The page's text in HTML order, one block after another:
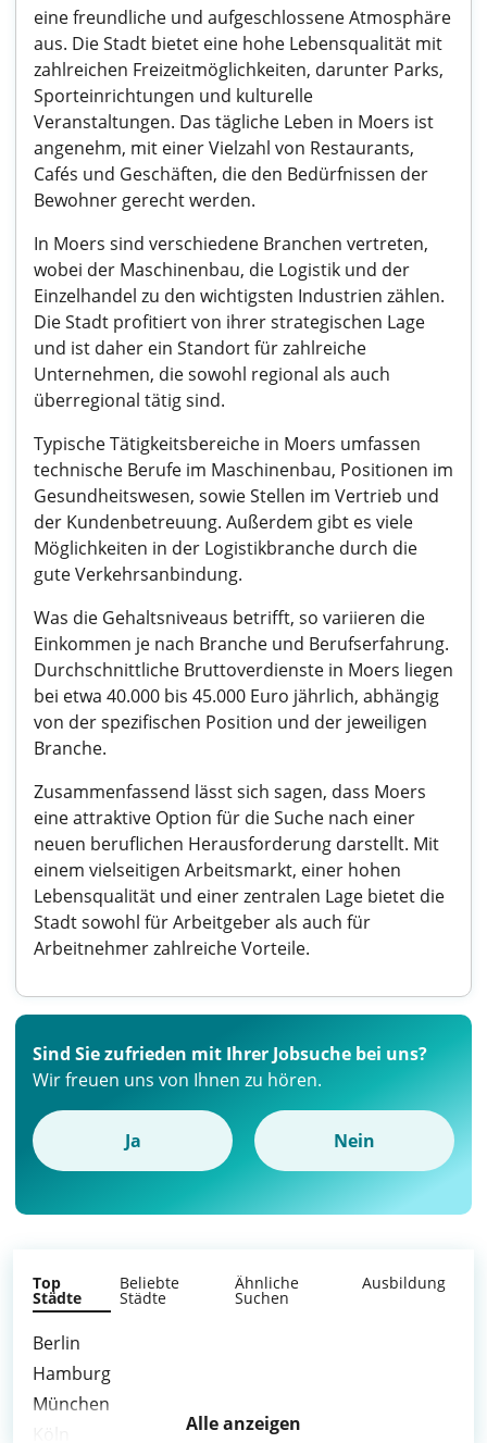
eine freundliche und aufgeschlossene Atmosphäre
aus. Die Stadt bietet eine hohe Lebensqualität mit
zahlreichen Freizeitmöglichkeiten, darunter Parks,
Sporteinrichtungen und kulturelle
Veranstaltungen. Das tägliche Leben in Moers ist
angenehm, mit einer Vielzahl von Restaurants,
Cafés und Geschäften, die den Bedürfnissen der
Bewohner gerecht werden.
In Moers sind verschiedene Branchen vertreten,
wobei der Maschinenbau, die Logistik und der
Einzelhandel zu den wichtigsten Industrien zählen.
Die Stadt profitiert von ihrer strategischen Lage
und ist daher ein Standort für zahlreiche
Unternehmen, die sowohl regional als auch
überregional tätig sind.
Typische Tätigkeitsbereiche in Moers umfassen
technische Berufe im Maschinenbau, Positionen im
Gesundheitswesen, sowie Stellen im Vertrieb und
der Kundenbetreuung. Außerdem gibt es viele
Möglichkeiten in der Logistikbranche durch die
gute Verkehrsanbindung.
Was die Gehaltsniveaus betrifft, so variieren die
Einkommen je nach Branche und Berufserfahrung.
Durchschnittliche Bruttoverdienste in Moers liegen
bei etwa 40.000 bis 45.000 Euro jährlich, abhängig
von der spezifischen Position und der jeweiligen
Branche.
Zusammenfassend lässt sich sagen, dass Moers
eine attraktive Option für die Suche nach einer
neuen beruflichen Herausforderung darstellt. Mit
einem vielseitigen Arbeitsmarkt, einer hohen
Lebensqualität und einer zentralen Lage bietet die
Stadt sowohl für Arbeitgeber als auch für
Arbeitnehmer zahlreiche Vorteile.
Sind Sie zufrieden mit Ihrer Jobsuche bei uns?
Wir freuen uns von Ihnen zu hören.
Ja Nein
Top
Städte
Beliebte
Städte
Ähnliche
Suchen
Ausbildung
Berlin
Hamburg
München
Alle anzeigen